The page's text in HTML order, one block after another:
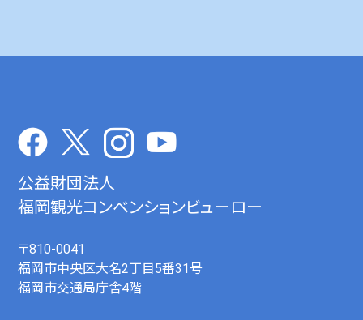
公益財団法人
福岡観光コンベンションビューロー
〒810-0041
福岡市中央区大名2丁目5番31号
福岡市交通局庁舎4階